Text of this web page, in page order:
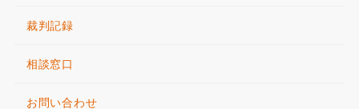
裁判記録
相談窓口
お問い合わせ